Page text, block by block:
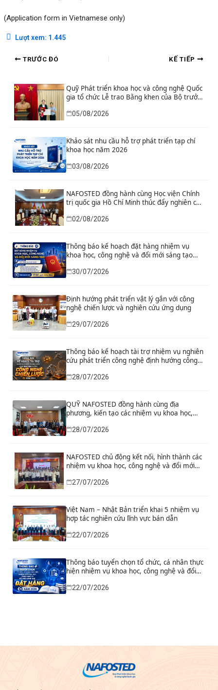
(Application form in Vietnamese only)
Lượt xem: 1.445
TRƯỚC ĐÓ KẾ TIẾP
Quỹ Phát triển khoa học và công nghệ Quốc
gia tổ chức Lễ trao Bằng khen của Bộ trưởng
nhân có thành tích xuất sắc
05/08/2026
Khảo sát nhu cầu hỗ trợ phát triển tạp chí
khoa học năm 2026
03/08/2026
NAFOSTED đồng hành cùng Học viện Chính
trị quốc gia Hồ Chí Minh thúc đẩy nghiên cứu
02/08/2026
Thông báo kế hoạch đặt hàng nhiệm vụ
khoa học, công nghệ và đổi mới sáng tạo
“Nghiên cứu khoa học tổng kết thi hành, đề
xuất sửa đổi, bổ sung toàn diện Hiến pháp
30/07/2026
Định hướng phát triển vật lý gắn với công
nghệ chiến lược và nghiên cứu ứng dụng
29/07/2026
Thông báo kế hoạch tài trợ nhiệm vụ nghiên
cứu phát triển công nghệ định hướng công
nghệ chiến lược năm 2026
28/07/2026
QUỸ NAFOSTED đồng hành cùng địa
phương, kiến tạo các nhiệm vụ khoa học,
phát triển thực tiễn
28/07/2026
NAFOSTED chủ động kết nối, hình thành các
nhiệm vụ khoa học, công nghệ và đổi mới
Bình
27/07/2026
Việt Nam – Nhật Bản triển khai 5 nhiệm vụ
hợp tác nghiên cứu lĩnh vực bán dẫn
22/07/2026
Thông báo tuyển chọn tổ chức, cá nhân thực
hiện nhiệm vụ khoa học, công nghệ và đổi
22/07/2026